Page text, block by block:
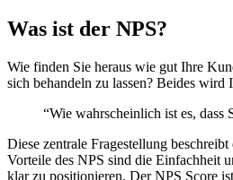
Was ist der NPS?
Wie finden Sie heraus wie gut Ihre
sich behandeln zu lassen? Beides
“Wie wahrscheinlich ist es, dass
Diese zentrale Fragestellung
Vorteile des NPS sind die Einfachheit
klar zu positionieren. Der NPS Score